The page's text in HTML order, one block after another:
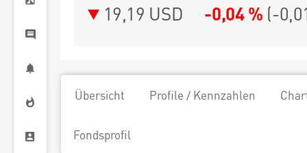
19,19 USD -0,04 % (-
Übersicht Profile / Kennzahlen
Fondsprofil